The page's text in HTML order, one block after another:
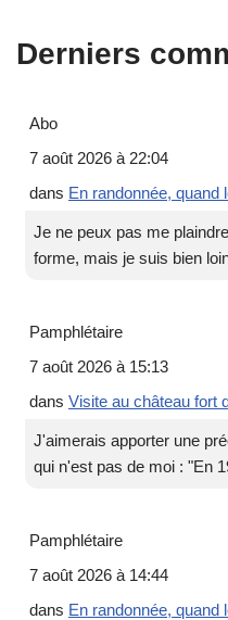
Derniers
Abo
7 août 2026 à 22:04
dans En randonnée, quand
Je ne peux pas me
forme, mais je suis bien
Pamphlétaire
7 août 2026 à 15:13
dans Visite au château fort
J'aimerais apporter une
qui n'est pas de moi : "En
Pamphlétaire
7 août 2026 à 14:44
dans En randonnée, quand